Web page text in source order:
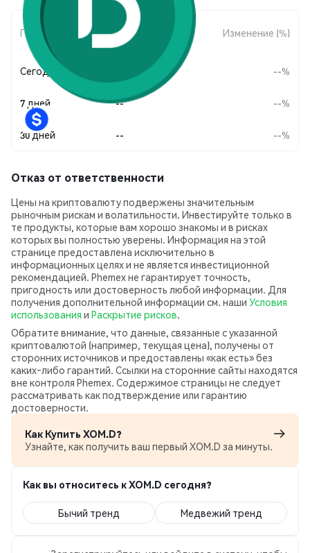
Период
Изменение
суммы
Изменение (%)
Сегодня --%
7 дней -- --%
30 дней -- --%
Отказ от ответственности
Цены на криптовалюту подвержены значительным
рыночным рискам и волатильности. Инвестируйте только в
те продукты, которые вам хорошо знакомы и в рисках
которых вы полностью уверены. Информация на этой
странице предоставлена исключительно в
информационных целях и не является инвестиционной
рекомендацией. Phemex не гарантирует точность,
пригодность или достоверность любой информации. Для
получения дополнительной информации см. наши Условия
использования и Раскрытие рисков.
Обратите внимание, что данные, связанные с указанной
криптовалютой (например, текущая цена), получены от
сторонних источников и предоставлены «как есть» без
каких‑либо гарантий. Ссылки на сторонние сайты находятся
вне контроля Phemex. Содержимое страницы не следует
рассматривать как подтверждение или гарантию
достоверности.
Как Купить XOM.D?
Узнайте, как получить ваш первый XOM.D за минуты.
Как вы относитесь к XOM.D сегодня?
Бычий тренд Медвежий тренд